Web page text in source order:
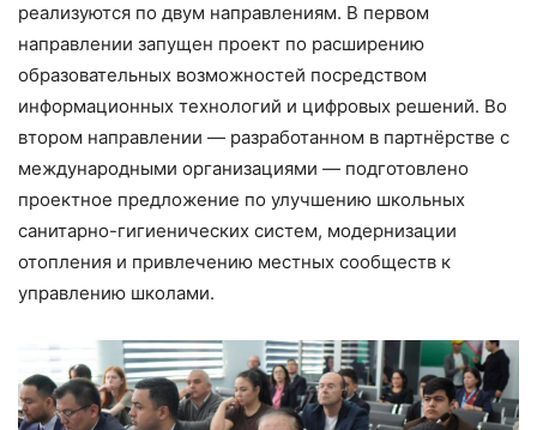
реализуются по двум направлениям. В первом
направлении запущен проект по расширению
образовательных возможностей посредством
информационных технологий и цифровых решений. Во
втором направлении — разработанном в партнёрстве с
международными организациями — подготовлено
проектное предложение по улучшению школьных
санитарно-гигиенических систем, модернизации
отопления и привлечению местных сообществ к
управлению школами.